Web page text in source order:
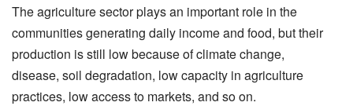
The agriculture sector plays an important role in the
communities generating daily income and food, but their
production is still low because of climate change,
disease, soil degradation, low capacity in agriculture
practices, low access to markets, and so on.